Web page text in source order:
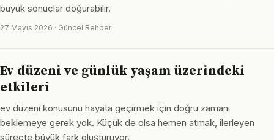
büyük sonuçlar doğurabilir.
27 Mayıs 2026 · Güncel Rehber
Ev düzeni ve günlük yaşam üzerindeki
etkileri
ev düzeni konusunu hayata geçirmek için doğru zamanı
beklemeye gerek yok. Küçük de olsa hemen atmak, ilerleyen
süreçte büyük fark oluşturuyor.